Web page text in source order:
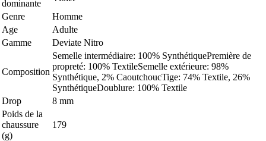
dominante
Genre
Homme
Age
Adulte
Gamme
Deviate Nitro
Composition
Semelle intermédiaire: 100% SynthétiquePremière de
propreté: 100% TextileSemelle extérieure: 98%
Synthétique, 2% CaoutchoucTige: 74% Textile, 26%
SynthétiqueDoublure: 100% Textile
Drop
8 mm
Poids de la
chaussure
(g)
179